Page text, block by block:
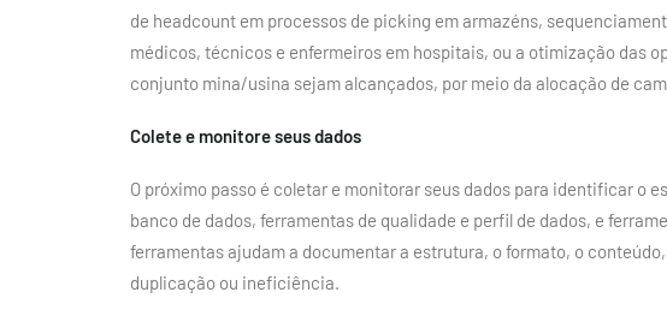
de headcount em processos de picking em armazéns,
médicos, técnicos e enfermeiros em hospitais, ou a otimização das
conjunto mina/usina sejam alcançados, por meio da alocação de
Colete e monitore seus dados
O próximo passo é coletar e monitorar seus dados para identificar o
banco de dados, ferramentas de qualidade e perfil de dados, e
ferramentas ajudam a documentar a estrutura, o formato, o
duplicação ou ineficiência.